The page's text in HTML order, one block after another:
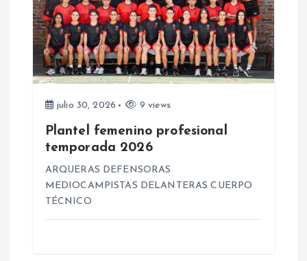
julio 30, 2026 9 views
Plantel femenino profesional
temporada 2026
ARQUERAS DEFENSORAS
MEDIOCAMPISTAS DELANTERAS CUERPO
TÉCNICO